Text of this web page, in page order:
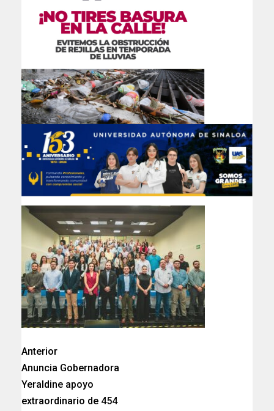
Anterior
Anuncia Gobernadora
Yeraldine apoyo
extraordinario de 454